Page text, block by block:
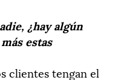
¿hay algún
estas
clientes tengan el